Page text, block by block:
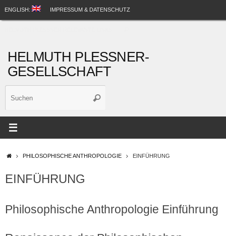
ENGLISH: IMPRESSUM & DATENSCHUTZ
HELMUTH PLESSNER-
GESELLSCHAFT
Suchen
STARTSEITE
PHILOSOPHISCHE ANTHROPOLOGIE EINFÜHRUNG
EINFÜHRUNG
Philosophische Anthropologie Einführung